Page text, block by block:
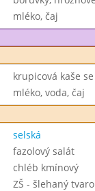
mléko, čaj
krupicová kaše
mléko, voda, čaj
selská
fazolový salát
chléb kmínový
ZŠ - šlehaný